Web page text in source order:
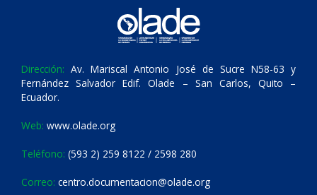
Dirección: Av. Mariscal Antonio José de Sucre N58-63 y
Fernández Salvador Edif. Olade – San Carlos, Quito –
Ecuador.
Web: www.olade.org
Teléfono: (593 2) 259 8122 / 2598 280
Correo: centro.documentacion@olade.org